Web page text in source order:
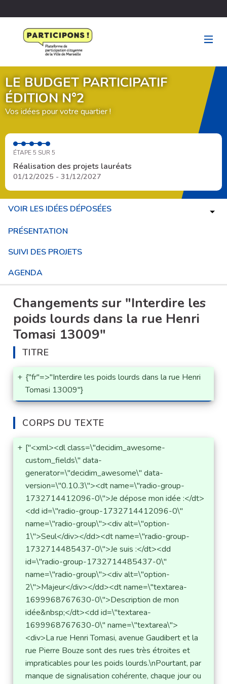
LE BUDGET PARTICIPATIF
ÉDITION N°2
Vos idées pour votre quartier !
ÉTAPE 5 SUR 5
Réalisation des projets lauréats
01/12/2025 - 31/12/2027
VOIR LES IDÉES DÉPOSÉES
PRÉSENTATION
SUIVI DES PROJETS
AGENDA
Changements sur "Interdire les
poids lourds dans la rue Henri
Tomasi 13009"
TITRE
+ {"fr"=>"Interdire les poids lourds dans la rue Henri
Tomasi 13009"}
CORPS DU TEXTE
+ ["<xml><dl class=\"decidim_awesome-
custom_fields\" data-
generator=\"decidim_awesome\" data-
version=\"0.10.3\"><dt name=\"radio-group-
1732714412096-0\">Je dépose mon idée :</dt>
<dd id=\"radio-group-1732714412096-0\"
name=\"radio-group\"><div alt=\"option-
1\">Seul</div></dd><dt name=\"radio-group-
1732714485437-0\">Je suis :</dt><dd
id=\"radio-group-1732714485437-0\"
name=\"radio-group\"><div alt=\"option-
2\">Majeur</div></dd><dt name=\"textarea-
1699968767630-0\">Description de mon
idée&nbsp;</dt><dd id=\"textarea-
1699968767630-0\" name=\"textarea\">
<div>La rue Henri Tomasi, avenue Gaudibert et la
rue Pierre Bouze sont des rues très étroites et
impraticables pour les poids lourds.\nPourtant, par
manque de signalisation cohérente, chaque jour ou